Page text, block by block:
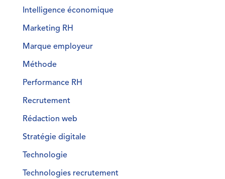
Intelligence économique
Marketing RH
Marque employeur
Méthode
Performance RH
Recrutement
Rédaction web
Stratégie digitale
Technologie
Technologies recrutement